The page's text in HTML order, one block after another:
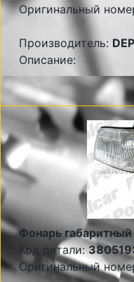
Оригинальный
Производитель:
Описание:
Фонарь
Код детали:
Оригинальный